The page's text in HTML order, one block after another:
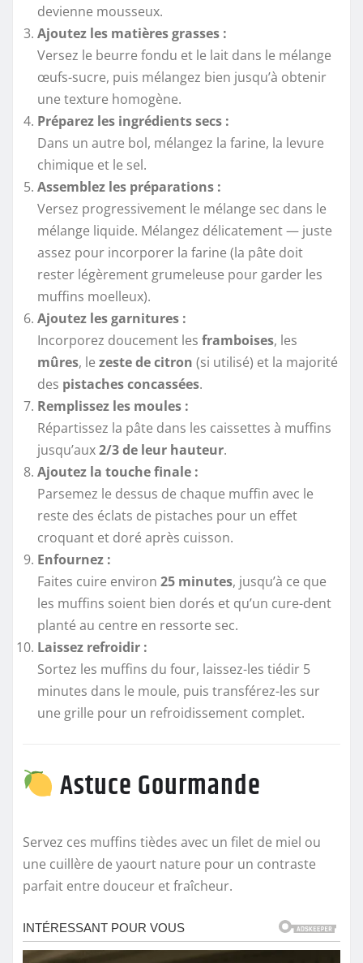
devienne mousseux.
Ajoutez les matières grasses :
Versez le beurre fondu et le lait dans le mélange
œufs-sucre, puis mélangez bien jusqu’à obtenir
une texture homogène.
Préparez les ingrédients secs :
Dans un autre bol, mélangez la farine, la levure
chimique et le sel.
Assemblez les préparations :
Versez progressivement le mélange sec dans le
mélange liquide. Mélangez délicatement — juste
assez pour incorporer la farine (la pâte doit
rester légèrement grumeleuse pour garder les
muffins moelleux).
Ajoutez les garnitures :
Incorporez doucement les framboises, les
mûres, le zeste de citron (si utilisé) et la majorité
des pistaches concassées.
Remplissez les moules :
Répartissez la pâte dans les caissettes à muffins
jusqu’aux2/3 de leur hauteur.
Ajoutez la touche finale :
Parsemez le dessus de chaque muffin avec le
reste des éclats de pistaches pour un effet
croquant et doré après cuisson.
Enfournez :
Faites cuire environ 25 minutes, jusqu’à ce que
les muffins soient bien dorés et qu’un cure-dent
planté au centre en ressorte sec.
Laissez refroidir :
Sortez les muffins du four, laissez-les tiédir 5
minutes dans le moule, puis transférez-les sur
une grille pour un refroidissement complet.
Astuce Gourmande
Servez ces muffins tièdes avec un filet de miel ou
une cuillère de yaourt nature pour un contraste
parfait entre douceur et fraîcheur.